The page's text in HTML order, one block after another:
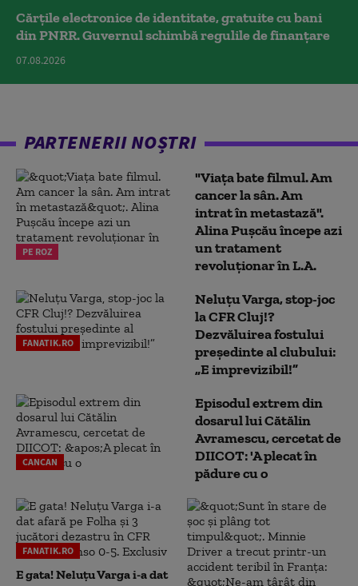
Cărțile electronice de identitate, gratuite cu bani
din PNRR. Guvernul schimbă regulile de finanțare
07.08.2026
PARTENERII NOȘTRI
PE ROZ
"Viața bate filmul. Am
cancer la sân. Am
intrat în metastază".
Alina Pușcău începe azi
un tratament
revoluționar în L.A.
FANATIK.RO
Neluțu Varga, stop-joc
la CFR Cluj!?
Dezvăluirea fostului
președinte al clubului:
„E imprevizibil!”
CANCAN
Episodul extrem din
dosarul lui Cătălin
Avramescu, cercetat de
DIICOT: 'A plecat în
pădure cu o
FANATIK.RO
E gata! Neluțu Varga i-a dat